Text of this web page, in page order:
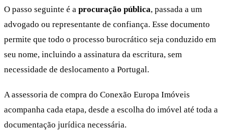
O passo seguinte é a procuração pública, passada a um
advogado ou representante de confiança. Esse documento
permite que todo o processo burocrático seja conduzido em
seu nome, incluindo a assinatura da escritura, sem
necessidade de deslocamento a Portugal.
A assessoria de compra do Conexão Europa Imóveis
acompanha cada etapa, desde a escolha do imóvel até toda a
documentação jurídica necessária.